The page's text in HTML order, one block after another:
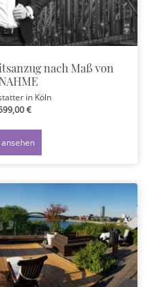
nach Maß von
in Köln
€